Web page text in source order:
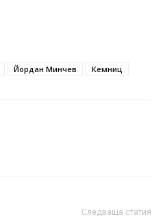
Йордан Минчев Кемниц
Следваща статия